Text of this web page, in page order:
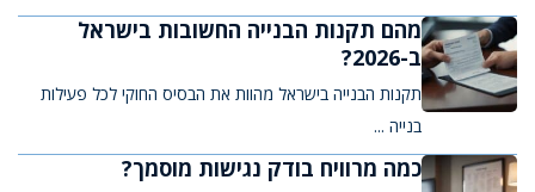
מהם תקנות הבנייה החשובות בישראל
ב-2026?
תקנות הבנייה בישראל מהוות את הבסיס החוקי לכל פעילות
בנייה ...
כמה מרוויח בודק נגישות מוסמך?